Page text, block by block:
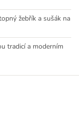
žebřík a sušák na
tradicí a moderním